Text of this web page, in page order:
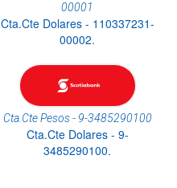
00001
Cta.Cte Dolares - 110337231-
00002.
Cta.Cte Pesos - 9-3485290100
Cta.Cte Dolares - 9-
3485290100.